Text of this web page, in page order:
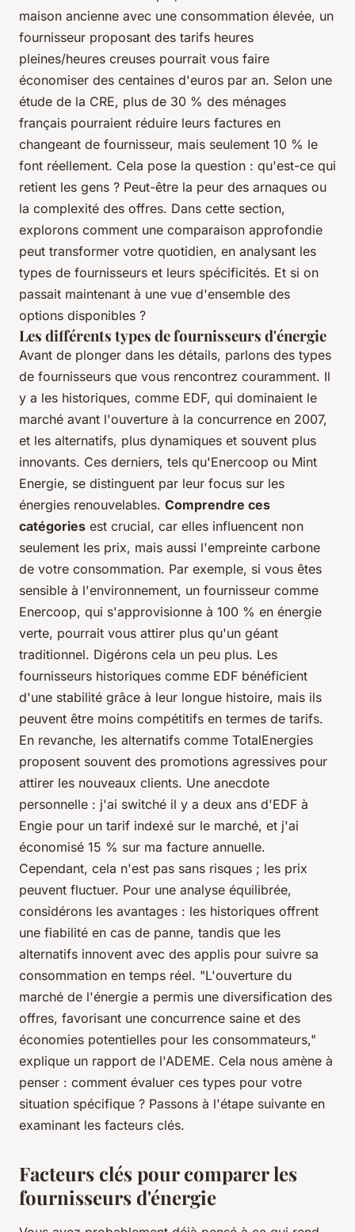
maison ancienne avec une consommation élevée, un
fournisseur proposant des tarifs heures
pleines/heures creuses pourrait vous faire
économiser des centaines d'euros par an. Selon une
étude de la CRE, plus de 30 % des ménages
français pourraient réduire leurs factures en
changeant de fournisseur, mais seulement 10 % le
font réellement. Cela pose la question : qu'est-ce qui
retient les gens ? Peut-être la peur des arnaques ou
la complexité des offres. Dans cette section,
explorons comment une comparaison approfondie
peut transformer votre quotidien, en analysant les
types de fournisseurs et leurs spécificités. Et si on
passait maintenant à une vue d'ensemble des
options disponibles ?
Les différents types de fournisseurs d'énergie
Avant de plonger dans les détails, parlons des types
de fournisseurs que vous rencontrez couramment. Il
y a les historiques, comme EDF, qui dominaient le
marché avant l'ouverture à la concurrence en 2007,
et les alternatifs, plus dynamiques et souvent plus
innovants. Ces derniers, tels qu'Enercoop ou Mint
Energie, se distinguent par leur focus sur les
énergies renouvelables. Comprendre ces
catégories est crucial, car elles influencent non
seulement les prix, mais aussi l'empreinte carbone
de votre consommation. Par exemple, si vous êtes
sensible à l'environnement, un fournisseur comme
Enercoop, qui s'approvisionne à 100 % en énergie
verte, pourrait vous attirer plus qu'un géant
traditionnel. Digérons cela un peu plus. Les
fournisseurs historiques comme EDF bénéficient
d'une stabilité grâce à leur longue histoire, mais ils
peuvent être moins compétitifs en termes de tarifs.
En revanche, les alternatifs comme TotalEnergies
proposent souvent des promotions agressives pour
attirer les nouveaux clients. Une anecdote
personnelle : j'ai switché il y a deux ans d'EDF à
Engie pour un tarif indexé sur le marché, et j'ai
économisé 15 % sur ma facture annuelle.
Cependant, cela n'est pas sans risques ; les prix
peuvent fluctuer. Pour une analyse équilibrée,
considérons les avantages : les historiques offrent
une fiabilité en cas de panne, tandis que les
alternatifs innovent avec des applis pour suivre sa
consommation en temps réel. "L'ouverture du
marché de l'énergie a permis une diversification des
offres, favorisant une concurrence saine et des
économies potentielles pour les consommateurs,"
explique un rapport de l'ADEME. Cela nous amène à
penser : comment évaluer ces types pour votre
situation spécifique ? Passons à l'étape suivante en
examinant les facteurs clés.
Facteurs clés pour comparer les
fournisseurs d'énergie